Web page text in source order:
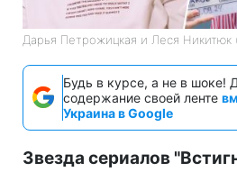
Дарья Петрожицкая и Леся Никитюк
Будь в курсе, а не в шоке!
содержание своей ленте
Украина в Google
Звезда сериалов